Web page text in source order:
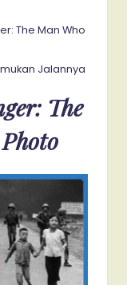
The Man Who
Jalannya
The